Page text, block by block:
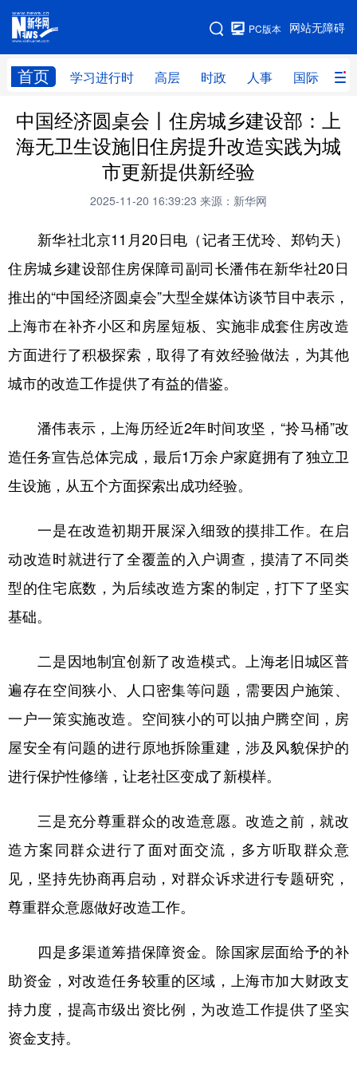
网站无障碍
PC版本
首页 学习进行时 高层 时政 人事 国际 财
网站地图
学习进行时 高层 时政 人事
国际 财经 网评 港澳
法律 中央文件 金融 汽车
食品 人居 信息化 数字经济
学术中国 乡村振兴 银龄
城市 旅游 能源 会展
彩票 娱乐 时尚 悦读
公益 一带一路 亚太网
文化产业
地方频道
浙江 安徽 福建 江西
山东 河南 湖北 湖南
广东 广西 海南 重庆
四川 贵州 云南
陕西 甘肃 青海 宁夏
新疆 内蒙古 黑龙江
多语种频道
English Español Français عربى
Русский язык 日本語 한국어
Deutsch Português
中国经济圆桌会丨住房城乡建设部：上
海无卫生设施旧住房提升改造实践为城
市更新提供新经验
2025-11-20 16:39:23 来源：新华网
新华社北京11月20日电（记者王优玲、郑钧天）
住房城乡建设部住房保障司副司长潘伟在新华社20日
推出的“中国经济圆桌会”大型全媒体访谈节目中表示，
上海市在补齐小区和房屋短板、实施非成套住房改造
方面进行了积极探索，取得了有效经验做法，为其他
城市的改造工作提供了有益的借鉴。
潘伟表示，上海历经近2年时间攻坚，“拎马桶”改
造任务宣告总体完成，最后1万余户家庭拥有了独立卫
生设施，从五个方面探索出成功经验。
一是在改造初期开展深入细致的摸排工作。在启
动改造时就进行了全覆盖的入户调查，摸清了不同类
型的住宅底数，为后续改造方案的制定，打下了坚实
基础。
二是因地制宜创新了改造模式。上海老旧城区普
遍存在空间狭小、人口密集等问题，需要因户施策、
一户一策实施改造。空间狭小的可以抽户腾空间，房
屋安全有问题的进行原地拆除重建，涉及风貌保护的
进行保护性修缮，让老社区变成了新模样。
三是充分尊重群众的改造意愿。改造之前，就改
造方案同群众进行了面对面交流，多方听取群众意
见，坚持先协商再启动，对群众诉求进行专题研究，
尊重群众意愿做好改造工作。
四是多渠道筹措保障资金。除国家层面给予的补
助资金，对改造任务较重的区域，上海市加大财政支
持力度，提高市级出资比例，为改造工作提供了坚实
资金支持。